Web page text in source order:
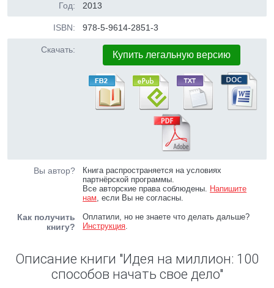
Год: 2013
ISBN: 978-5-9614-2851-3
Скачать: Купить легальную версию
Вы автор?
Книга распространяется на условиях
партнёрской программы.
Все авторские права соблюдены. Напишите
нам, если Вы не согласны.
Как получить
книгу?
Оплатили, но не знаете что делать дальше?
Инструкция.
Описание книги "Идея на миллион: 100
способов начать свое дело"